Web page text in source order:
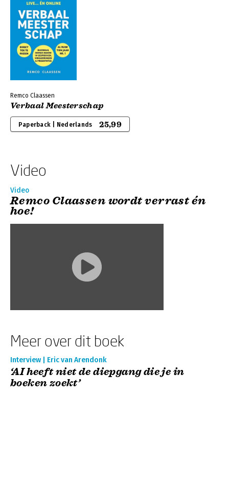
Remco Claassen
Verbaal Meesterschap
Paperback | Nederlands 25,99
Video
Video
Remco Claassen wordt verrast én
hoe!
Meer over dit boek
Interview | Eric van Arendonk
‘AI heeft niet de diepgang die je in
boeken zoekt’